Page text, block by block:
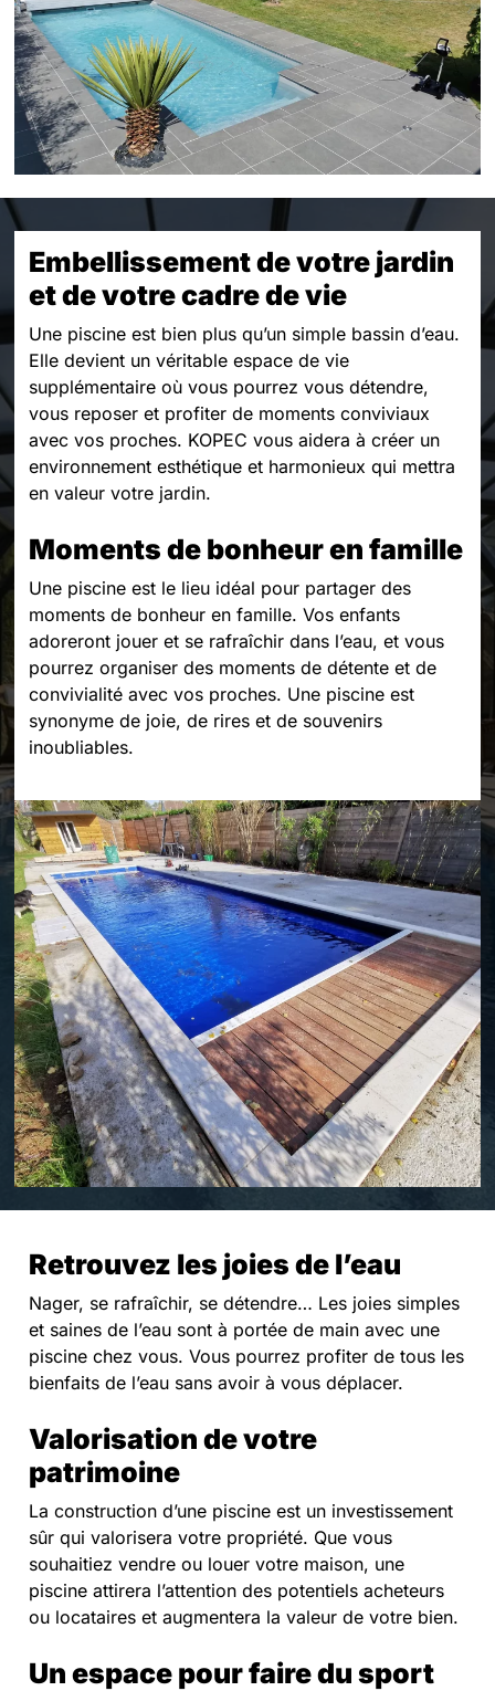
Embellissement de votre jardin
et de votre cadre de vie
Une piscine est bien plus qu’un simple bassin d’eau.
Elle devient un véritable espace de vie
supplémentaire où vous pourrez vous détendre,
vous reposer et profiter de moments conviviaux
avec vos proches. KOPEC vous aidera à créer un
environnement esthétique et harmonieux qui mettra
en valeur votre jardin.
Moments de bonheur en famille
Une piscine est le lieu idéal pour partager des
moments de bonheur en famille. Vos enfants
adoreront jouer et se rafraîchir dans l’eau, et vous
pourrez organiser des moments de détente et de
convivialité avec vos proches. Une piscine est
synonyme de joie, de rires et de souvenirs
inoubliables.
Retrouvez les joies de l’eau
Nager, se rafraîchir, se détendre… Les joies simples
et saines de l’eau sont à portée de main avec une
piscine chez vous. Vous pourrez profiter de tous les
bienfaits de l’eau sans avoir à vous déplacer.
Valorisation de votre
patrimoine
La construction d’une piscine est un investissement
sûr qui valorisera votre propriété. Que vous
souhaitiez vendre ou louer votre maison, une
piscine attirera l’attention des potentiels acheteurs
ou locataires et augmentera la valeur de votre bien.
Un espace pour faire du sport